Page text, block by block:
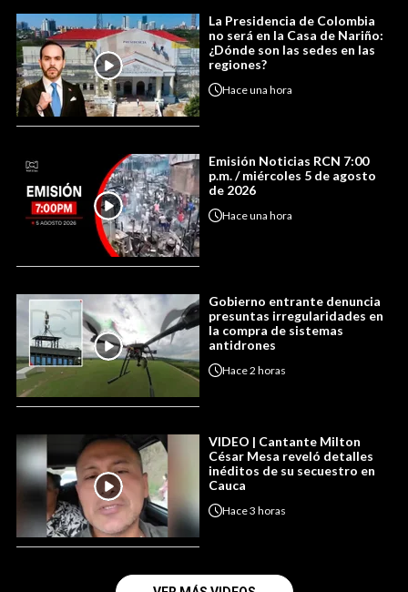
La Presidencia de Colombia
no será en la Casa de Nariño:
¿Dónde son las sedes en las
regiones?
Haceuna hora
Emisión Noticias RCN 7:00
p.m. / miércoles 5 de agosto
de 2026
Haceuna hora
Gobierno entrante denuncia
presuntas irregularidades en
la compra de sistemas
antidrones
Hace2 horas
VIDEO | Cantante Milton
César Mesa reveló detalles
inéditos de su secuestro en
Cauca
Hace3 horas